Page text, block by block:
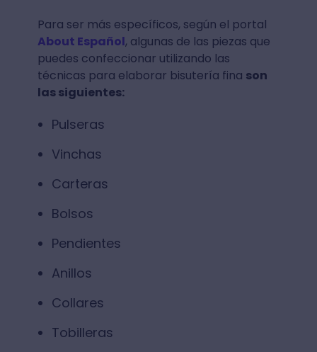
Para ser más específicos, según el portal
About Español, algunas de las piezas que
puedes confeccionar utilizando las
técnicas para elaborar bisutería fina son
las siguientes:
Pulseras
Vinchas
Carteras
Bolsos
Pendientes
Anillos
Collares
Tobilleras